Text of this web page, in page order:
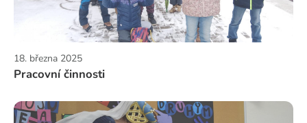
18. března 2025
Pracovní činnosti